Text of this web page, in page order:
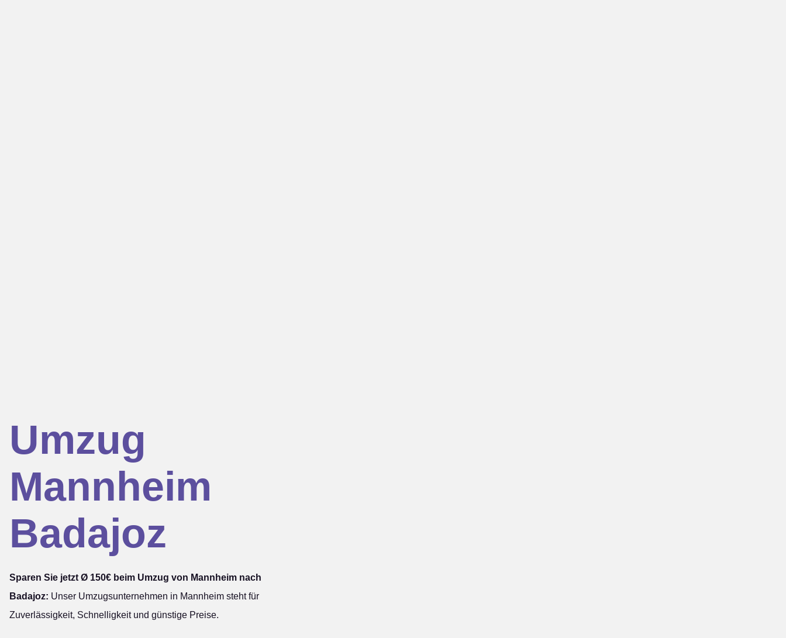
Umzug
Mannheim
Badajoz
Sparen Sie jetzt Ø 150€ beim Umzug von Mannheim nach
Badajoz: Unser Umzugsunternehmen in Mannheim steht für
Zuverlässigkeit, Schnelligkeit und günstige Preise.